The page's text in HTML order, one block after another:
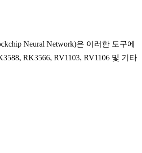
Neural Network)은 이러한 도구에
RK3566, RV1103, RV1106 및 기타